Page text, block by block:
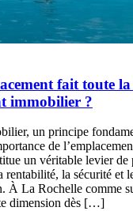
fait toute
immobilier ?
un principe
de
un véritable levier de
rentabilité, la sécurité et
À La Rochelle comme
dimension dès […]